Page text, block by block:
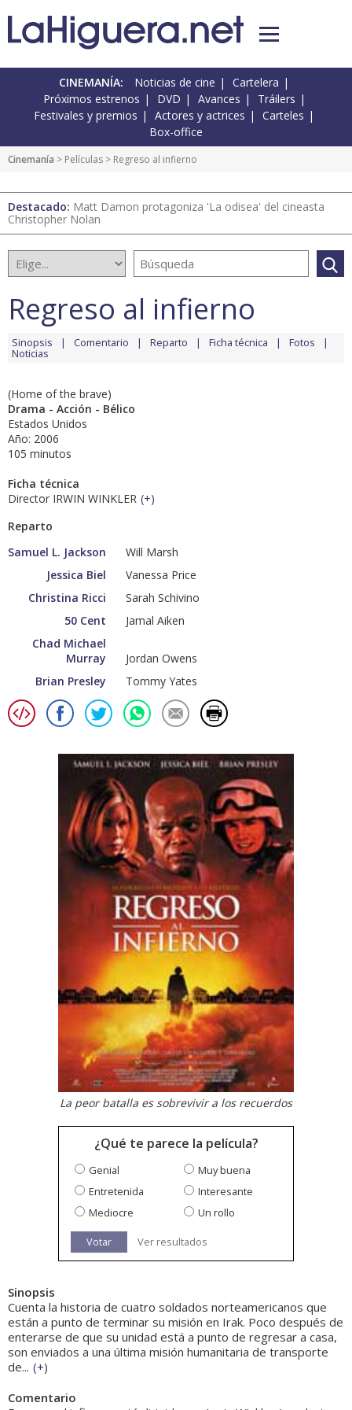
CINEMANÍA: Noticias de cine
Cartelera
Próximos estrenos
DVD Avances
Tráilers
Festivales y premios
Actores y actrices
Carteles
Box-office
Cinemanía > Películas > Regreso al infierno
Destacado: Matt Damon protagoniza 'La odisea' del cineasta
Christopher Nolan
Regreso al infierno
Sinopsis Comentario Reparto Ficha técnica Fotos
Noticias
(Home of the brave)
Drama - Acción - Bélico
Estados Unidos
Año: 2006
105 minutos
Ficha técnica
Director IRWIN WINKLER (+)
Reparto
Samuel L. Jackson
Will Marsh
Jessica Biel
Vanessa Price
Christina Ricci
Sarah Schivino
50 Cent
Jamal Aiken
Chad Michael
Murray
Jordan Owens
Brian Presley
Tommy Yates
La peor batalla es sobrevivir a los recuerdos
¿Qué te parece la película?
Genial
Muy buena
Entretenida
Interesante
Mediocre
Un rollo
Votar Ver resultados
Sinopsis
Cuenta la historia de cuatro soldados norteamericanos que
están a punto de terminar su misión en Irak. Poco después de
enterarse de que su unidad está a punto de regresar a casa,
son enviados a una última misión humanitaria de transporte
de... (+)
Comentario